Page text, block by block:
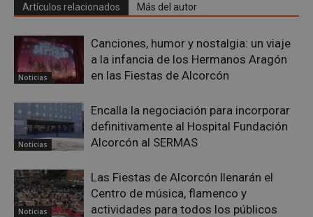
Artículos relacionados Más del autor
Noticias
Canciones, humor y nostalgia: un viaje
a la infancia de los Hermanos Aragón
en las Fiestas de Alcorcón
Noticias
Encalla la negociación para incorporar
definitivamente al Hospital Fundación
Alcorcón al SERMAS
Noticias
Las Fiestas de Alcorcón llenarán el
Centro de música, flamenco y
actividades para todos los públicos
sp_t
Spotify Inc.
.spotify.com
__cf_bm
Cloudflare Inc.
.twitter.com
58 segundos